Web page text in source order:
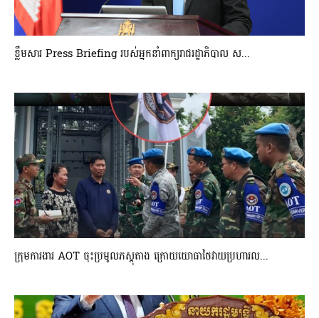
ខ្លឹមសារ Press Briefing របស់អ្នកនាំពាក្យរាជរដ្ឋាភិបាល ស...
ក្រុមការងារ AOT ចុះប្រមូលភស្តុតាង ក្រោយយោធាថៃវាយប្រហារល...